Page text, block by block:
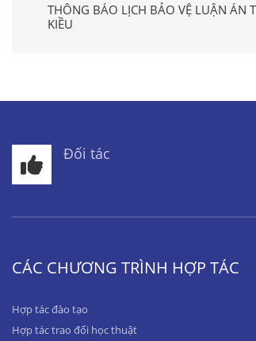
THÔNG BÁO LỊCH BẢO VỆ LUẬN ÁN
KIỀU
Đối tác
CÁC CHƯƠNG TRÌNH HỢP TÁC
Hợp tác đào tạo
Hợp tác trao đổi học thuật